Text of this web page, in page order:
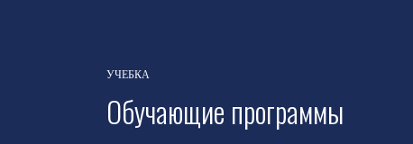
УЧЕБКА
Обучающие программы